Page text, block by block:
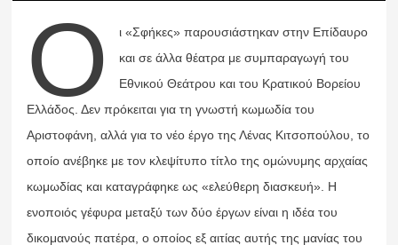
Ο
ι «Σφήκες» παρουσιάστηκαν στην Επίδαυρο
και σε άλλα θέατρα με συμπαραγωγή του
Εθνικού Θεάτρου και του Κρατικού Βορείου
Ελλάδος. Δεν πρόκειται για τη γνωστή κωμωδία του
Αριστοφάνη, αλλά για το νέο έργο της Λένας Κιτσοπούλου, το
οποίο ανέβηκε με τον κλεψίτυπο τίτλο της ομώνυμης αρχαίας
κωμωδίας και καταγράφηκε ως «ελεύθερη διασκευή». Η
ενοποιός γέφυρα μεταξύ των δύο έργων είναι η ιδέα του
δικομανούς πατέρα, ο οποίος εξ αιτίας αυτής της μανίας του